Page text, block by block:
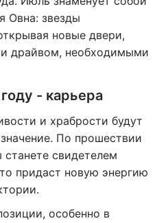
Овна: звезды
новые двери,
и драйвом, необходимыми
- карьера
и храбрости будут
По прошествии
свидетелем
придаст новую энергию
особенно в